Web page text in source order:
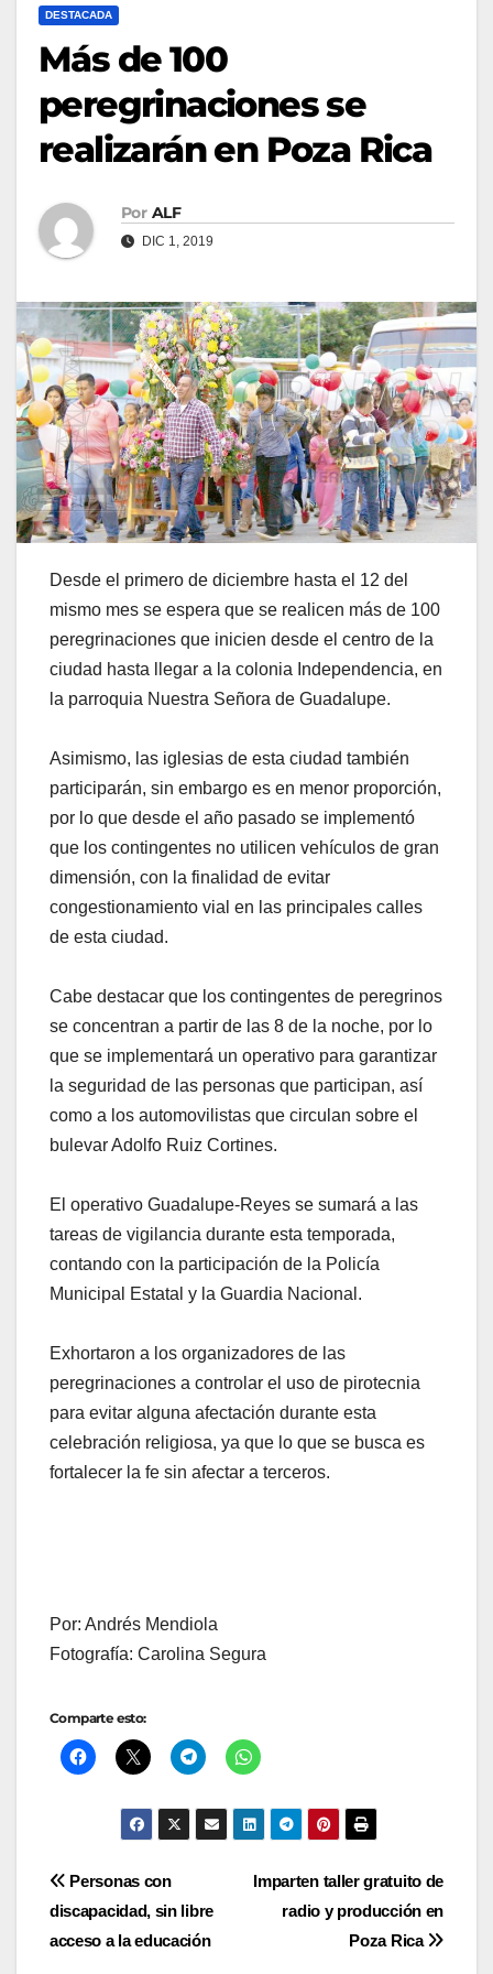
DESTACADA
Más de 100
peregrinaciones se
realizarán en Poza Rica
Por ALF
DIC 1, 2019
Desde el primero de diciembre hasta el 12 del
mismo mes se espera que se realicen más de 100
peregrinaciones que inicien desde el centro de la
ciudad hasta llegar a la colonia Independencia, en
la parroquia Nuestra Señora de Guadalupe.
Asimismo, las iglesias de esta ciudad también
participarán, sin embargo es en menor proporción,
por lo que desde el año pasado se implementó
que los contingentes no utilicen vehículos de gran
dimensión, con la finalidad de evitar
congestionamiento vial en las principales calles
de esta ciudad.
Cabe destacar que los contingentes de peregrinos
se concentran a partir de las 8 de la noche, por lo
que se implementará un operativo para garantizar
la seguridad de las personas que participan, así
como a los automovilistas que circulan sobre el
bulevar Adolfo Ruiz Cortines.
El operativo Guadalupe-Reyes se sumará a las
tareas de vigilancia durante esta temporada,
contando con la participación de la Policía
Municipal Estatal y la Guardia Nacional.
Exhortaron a los organizadores de las
peregrinaciones a controlar el uso de pirotecnia
para evitar alguna afectación durante esta
celebración religiosa, ya que lo que se busca es
fortalecer la fe sin afectar a terceros.
Por: Andrés Mendiola
Fotografía: Carolina Segura
Comparte esto:
Navegación
de
Imparten taller gratuito de
radio y producción en
Poza Rica
Personas con
discapacidad, sin libre
acceso a la educación